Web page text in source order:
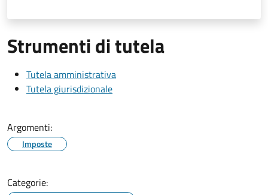
Strumenti di tutela
Tutela amministrativa
Tutela giurisdizionale
Argomenti:
Imposte
Categorie: